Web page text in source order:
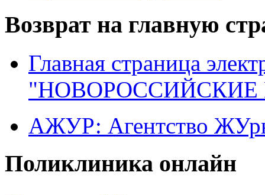
Возврат на главную
Главная страница
"НОВОРОССИЙСКИЕ
АЖУР: Агентство
Поликлиника онлайн